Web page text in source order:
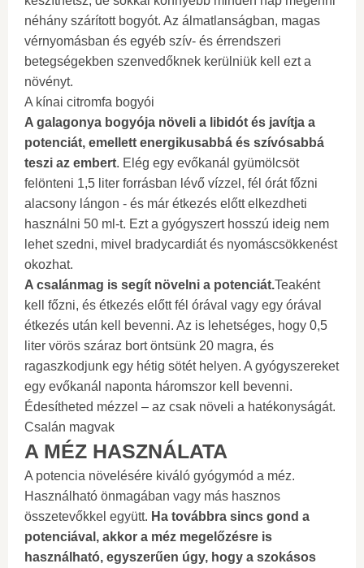
néhány szárított bogyót. Az álmatlanságban, magas
vérnyomásban és egyéb szív- és érrendszeri
betegségekben szenvedőknek kerülniük kell ezt a
növényt.
A kínai citromfa bogyói
A galagonya bogyója növeli a libidót és javítja a
potenciát, emellett energikusabbá és szívósabbá
teszi az embert. Elég egy evőkanál gyümölcsöt
felönteni 1,5 liter forrásban lévő vízzel, fél órát főzni
alacsony lángon - és már étkezés előtt elkezdheti
használni 50 ml-t. Ezt a gyógyszert hosszú ideig nem
lehet szedni, mivel bradycardiát és nyomáscsökkenést
okozhat.
A csalánmag is segít növelni a potenciát.Teaként
kell főzni, és étkezés előtt fél órával vagy egy órával
étkezés után kell bevenni. Az is lehetséges, hogy 0,5
liter vörös száraz bort öntsünk 20 magra, és
ragaszkodjunk egy hétig sötét helyen. A gyógyszereket
egy evőkanál naponta háromszor kell bevenni.
Édesítheted mézzel – az csak növeli a hatékonyságát.
Csalán magvak
A MÉZ HASZNÁLATA
A potencia növelésére kiváló gyógymód a méz.
Használható önmagában vagy más hasznos
összetevőkkel együtt. Ha továbbra sincs gond a
potenciával, akkor a méz megelőzésre is
használható, egyszerűen úgy, hogy a szokásos